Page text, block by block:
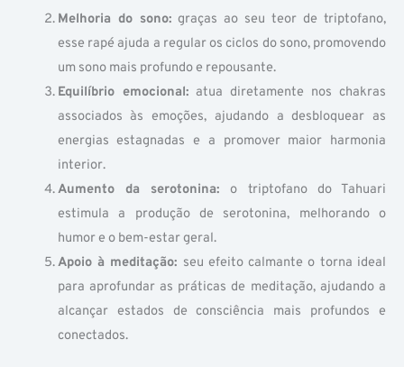
Melhoria do sono: graças ao seu teor de triptofano,
esse rapé ajuda a regular os ciclos do sono, promovendo
um sono mais profundo e repousante.
Equilíbrio emocional: atua diretamente nos chakras
associados às emoções, ajudando a desbloquear as
energias estagnadas e a promover maior harmonia
interior.
Aumento da serotonina: o triptofano do Tahuari
estimula a produção de serotonina, melhorando o
humor e o bem-estar geral.
Apoio à meditação: seu efeito calmante o torna ideal
para aprofundar as práticas de meditação, ajudando a
alcançar estados de consciência mais profundos e
conectados.